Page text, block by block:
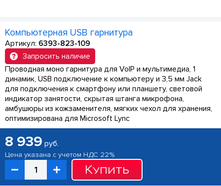
Компьютерная USB гарнитура
Артикул: 6393-823-109
Запросить наличие
Проводная моно гарнитура для VoIP и мультимедиа, 1
динамик, USB подключение к компьютеру и 3,5 мм Jack
для подключения к смартфону или планшету, световой
индикатор занятости, скрытая штанга микрофона,
амбушюры из кожзаменителя, мягких чехол для хранения,
оптимизирована для Microsoft Lync
8 939 руб.
Цена указана с учетом НДС 22%
Купить